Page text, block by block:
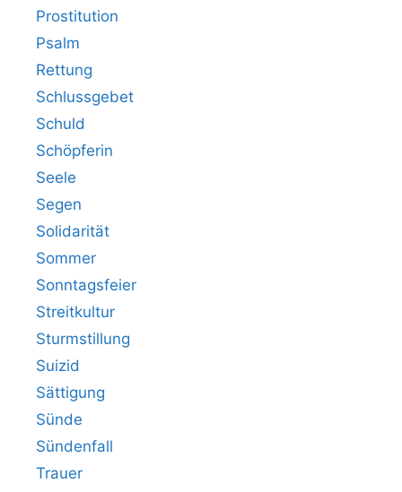
Prostitution
Psalm
Rettung
Schlussgebet
Schuld
Schöpferin
Seele
Segen
Solidarität
Sommer
Sonntagsfeier
Streitkultur
Sturmstillung
Suizid
Sättigung
Sünde
Sündenfall
Trauer